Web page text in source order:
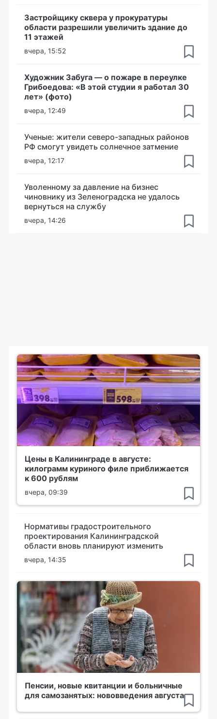
Застройщику сквера у прокуратуры
области разрешили увеличить здание до
11 этажей
вчера, 15:52
Художник Забуга — о пожаре в переулке
Грибоедова: «В этой студии я работал 30
лет» (фото)
вчера, 12:49
Ученые: жители северо-западных районов
РФ смогут увидеть солнечное затмение
вчера, 12:17
Уволенному за давление на бизнес
чиновнику из Зеленоградска не удалось
вернуться на службу
вчера, 14:26
Цены в Калининграде в августе:
килограмм куриного филе приближается
к 600 рублям
вчера, 09:39
Нормативы градостроительного
проектирования Калининградской
области вновь планируют изменить
вчера, 14:35
Пенсии, новые квитанции и больничные
для самозанятых: нововведения августа